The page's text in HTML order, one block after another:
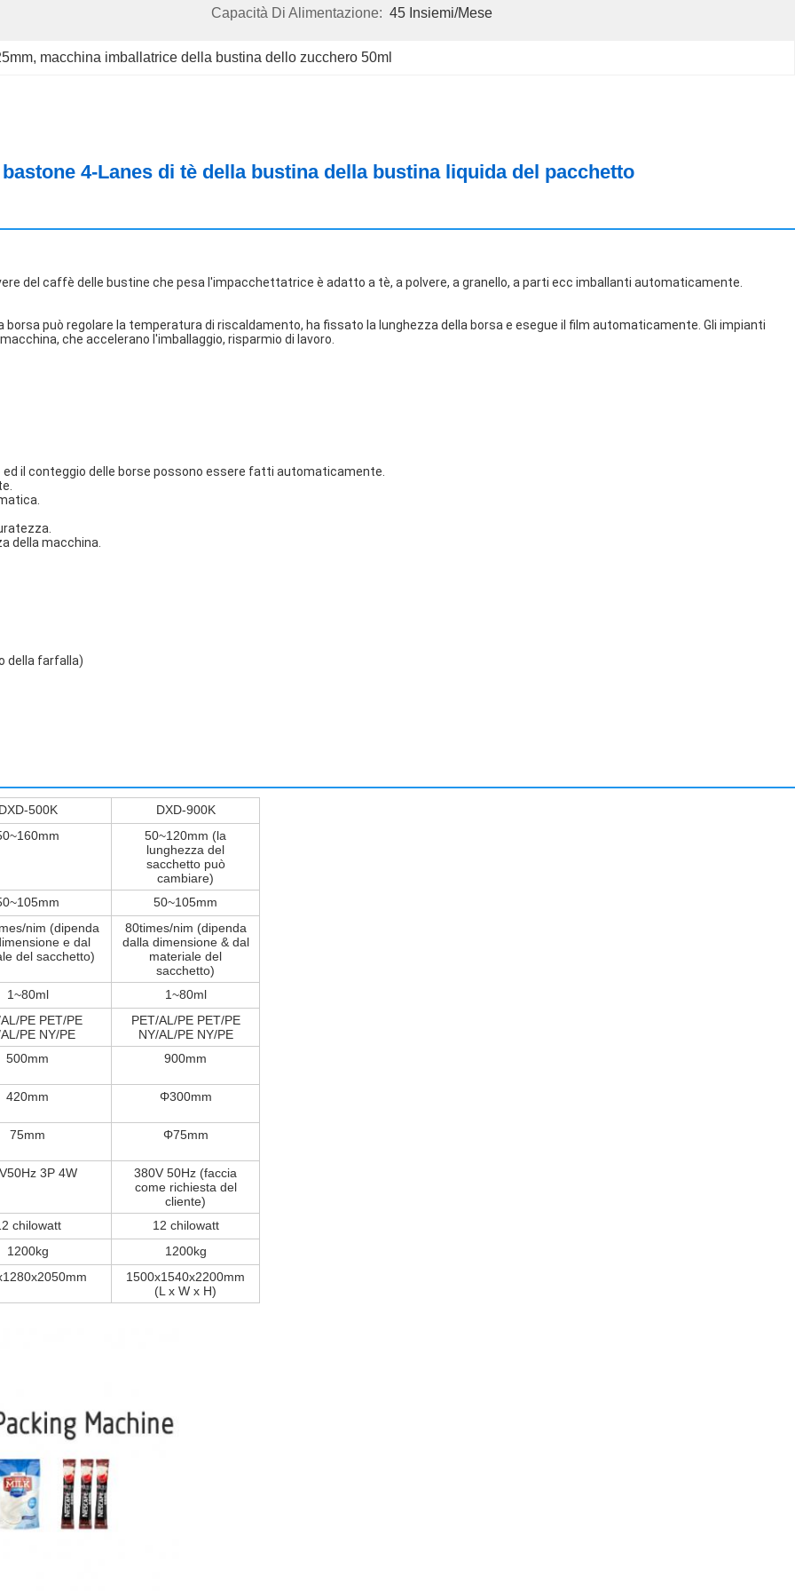
Capacità Di Alimentazione: 45 Insiemi/mese
, macchina imballatrice della bustina dello zucchero 50ml
4-Lanes di tè della bustina della bustina liquida del pacchetto
del caffè delle bustine che pesa l'impacchettatrice è adatto a tè, a polvere, a granello, a parti ecc imballanti automaticamente.
può regolare la temperatura di riscaldamento, ha fissato la lunghezza della borsa e esegue il film automaticamente. Gli impianti
che accelerano l'imballaggio, risparmio di lavoro.
il conteggio delle borse possono essere fatti automaticamente.
della macchina.
della farfalla)
500K
DXD-900K
50~120mm (la
lunghezza del
sacchetto può
cambiare)
50~105mm
nim (dipenda
e dal
del sacchetto)
80times/nim (dipenda
dalla dimensione & dal
materiale del
sacchetto)
1~80ml
1~80ml
PE PET/PE
PE NY/PE
PET/AL/PE PET/PE
NY/AL/PE NY/PE
500mm
900mm
420mm Φ300mm
75mm Φ75mm
3P 4W
380V 50Hz (faccia
come richiesta del
cliente)
chilowatt
12 chilowatt
1200kg
1200kg
1500x1540x2200mm
(L x W x H)